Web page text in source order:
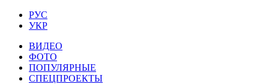
РУС
УКР
ВИДЕО
ФОТО
ПОПУЛЯРНЫЕ
СПЕЦПРОЕКТЫ